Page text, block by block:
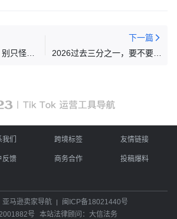
只怪工
下一篇
2026过去三分之一，要不要坚
们 跨境标签 友情链接
反馈 商务合作 投稿爆料
亚马逊卖家导航
闽ICP备18021440号
号
本站法律顾问：大信法务